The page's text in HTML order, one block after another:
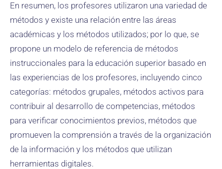
En resumen, los profesores utilizaron una variedad de
métodos y existe una relación entre las áreas
académicas y los métodos utilizados; por lo que, se
propone un modelo de referencia de métodos
instruccionales para la educación superior basado en
las experiencias de los profesores, incluyendo cinco
categorías: métodos grupales, métodos activos para
contribuir al desarrollo de competencias, métodos
para verificar conocimientos previos, métodos que
promueven la comprensión a través de la organización
de la información y los métodos que utilizan
herramientas digitales.